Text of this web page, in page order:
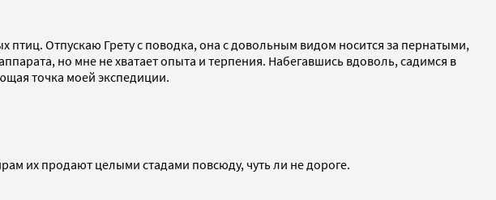
Отпускаю Грету с поводка, она с довольным видом носится за пернатыми,
но мне не хватает опыта и терпения. Набегавшись вдоволь, садимся в
точка моей экспедиции.
их продают целыми стадами повсюду, чуть ли не дороге.